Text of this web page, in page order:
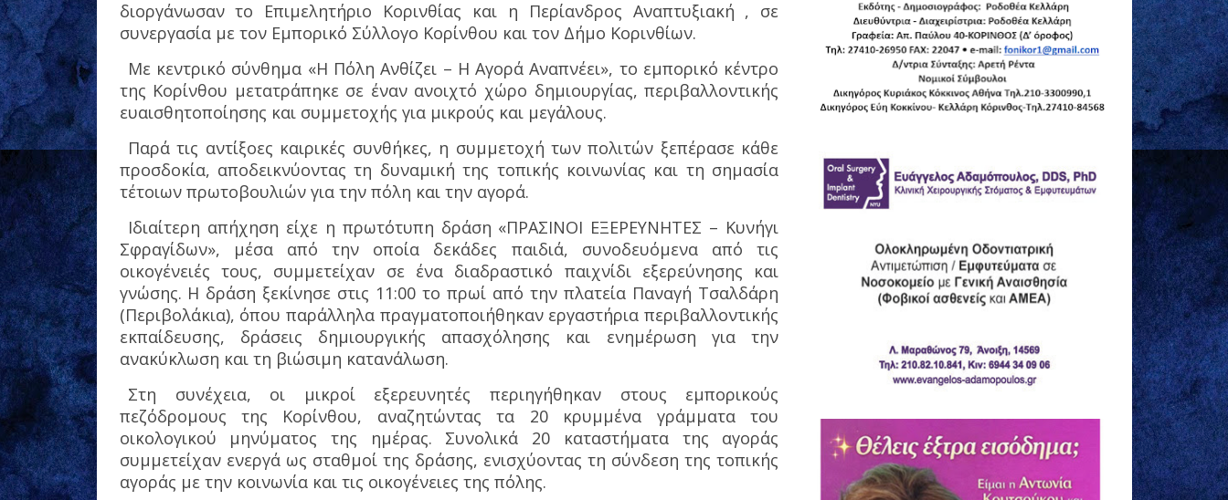
διοργάνωσαν το Επιμελητήριο Κορινθίας και η Περίανδρος Αναπτυξιακή , σε
συνεργασία με τον Εμπορικό Σύλλογο Κορίνθου και τον Δήμο Κορινθίων.
Με κεντρικό σύνθημα «Η Πόλη Ανθίζει – Η Αγορά Αναπνέει», το εμπορικό κέντρο
της Κορίνθου μετατράπηκε σε έναν ανοιχτό χώρο δημιουργίας, περιβαλλοντικής
ευαισθητοποίησης και συμμετοχής για μικρούς και μεγάλους.
Παρά τις αντίξοες καιρικές συνθήκες, η συμμετοχή των πολιτών ξεπέρασε κάθε
προσδοκία, αποδεικνύοντας τη δυναμική της τοπικής κοινωνίας και τη σημασία
τέτοιων πρωτοβουλιών για την πόλη και την αγορά.
Ιδιαίτερη απήχηση είχε η πρωτότυπη δράση «ΠΡΑΣΙΝΟΙ ΕΞΕΡΕΥΝΗΤΕΣ – Κυνήγι
Σφραγίδων», μέσα από την οποία δεκάδες παιδιά, συνοδευόμενα από τις
οικογένειές τους, συμμετείχαν σε ένα διαδραστικό παιχνίδι εξερεύνησης και
γνώσης. Η δράση ξεκίνησε στις 11:00 το πρωί από την πλατεία Παναγή Τσαλδάρη
(Περιβολάκια), όπου παράλληλα πραγματοποιήθηκαν εργαστήρια περιβαλλοντικής
εκπαίδευσης, δράσεις δημιουργικής απασχόλησης και ενημέρωση για την
ανακύκλωση και τη βιώσιμη κατανάλωση.
Στη συνέχεια, οι μικροί εξερευνητές περιηγήθηκαν στους εμπορικούς
πεζόδρομους της Κορίνθου, αναζητώντας τα 20 κρυμμένα γράμματα του
οικολογικού μηνύματος της ημέρας. Συνολικά 20 καταστήματα της αγοράς
συμμετείχαν ενεργά ως σταθμοί της δράσης, ενισχύοντας τη σύνδεση της τοπικής
αγοράς με την κοινωνία και τις οικογένειες της πόλης.